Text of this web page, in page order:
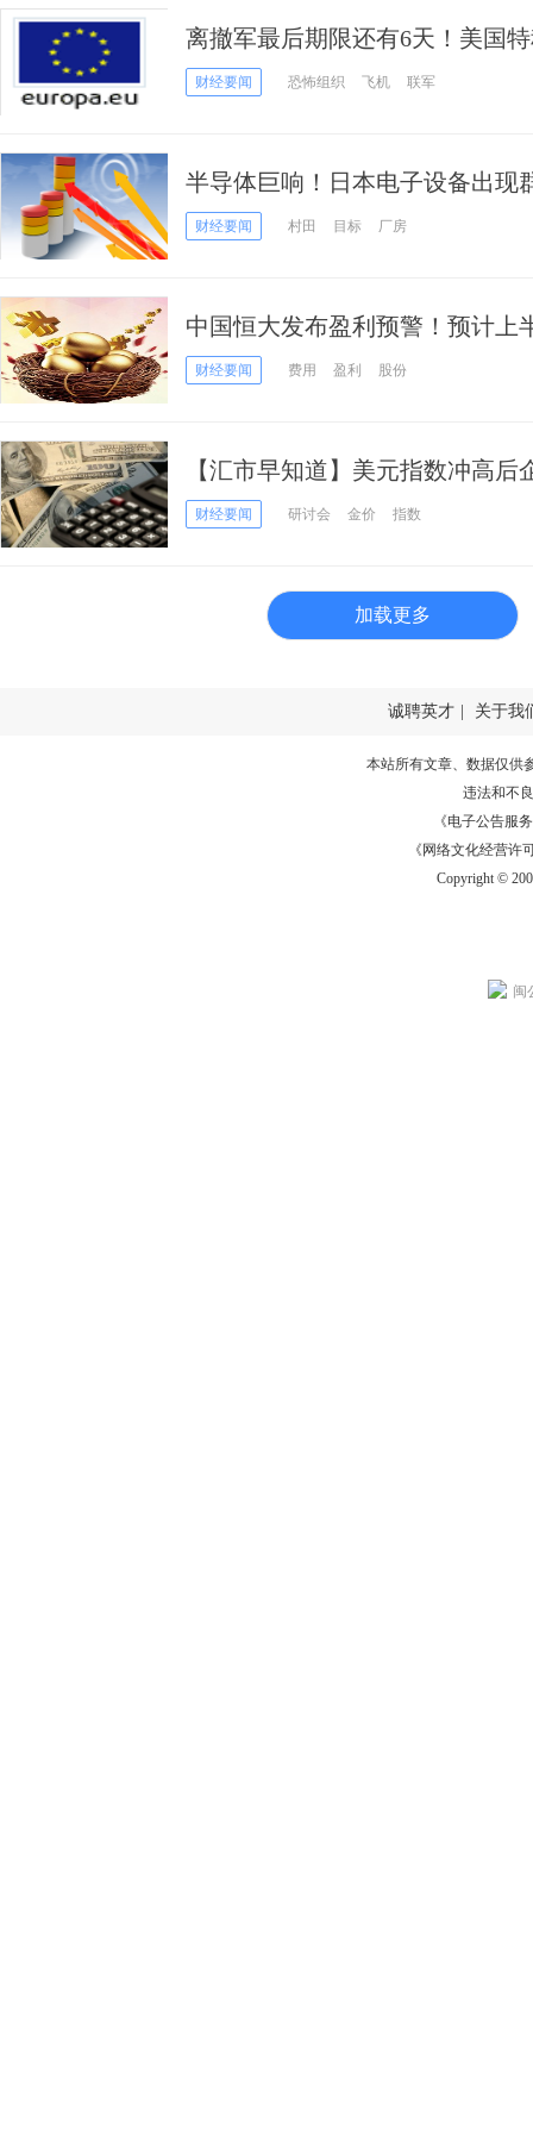
离撤军最后期限还有6天！美国
可能把所有美国人撤出阿富汗
财经要闻 恐怖组织 飞机 联军
半导体巨响！日本电子设备出现
要据点宣布全面停工1周 智慧型
财经要闻 村田 目标 厂房
中国恒大发布盈利预警！预计上
同比下降29%-39%
财经要闻 费用 盈利 股份
【汇市早知道】美元指数冲高后
静待杰克逊霍尔央行研讨会破局
财经要闻 研讨会 金价 指数
加载更多
诚聘英才 关于我
本站所有文章、数据仅供
违法和不
《电子公告服务
《网络文化经营许
Copyright ©
闽